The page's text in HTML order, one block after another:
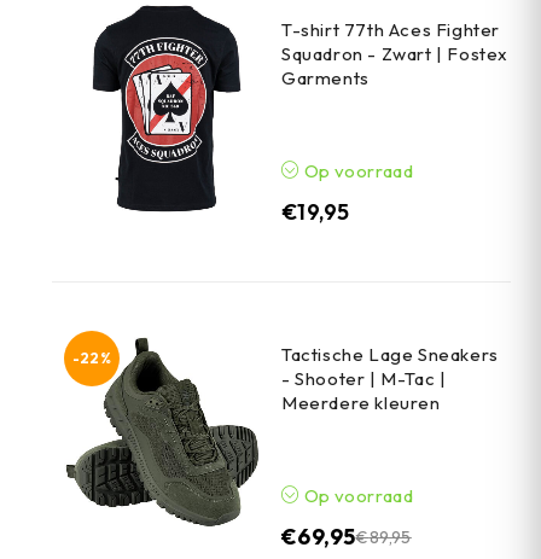
T-shirt 77th Aces Fighter
Squadron - Zwart | Fostex
Garments
Op voorraad
€19,95
-22%
Tactische Lage Sneakers
- Shooter | M-Tac |
Meerdere kleuren
Op voorraad
€89,95
€69,95